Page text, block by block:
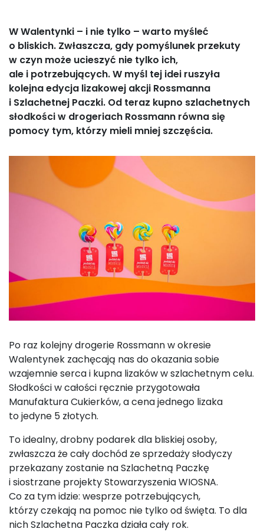
W Walentynki – i nie tylko – warto myśleć
o bliskich. Zwłaszcza, gdy pomyślunek przekuty
w czyn może ucieszyć nie tylko ich,
ale i potrzebujących. W myśl tej idei ruszyła
kolejna edycja lizakowej akcji Rossmanna
i Szlachetnej Paczki. Od teraz kupno szlachetnych
słodkości w drogeriach Rossmann równa się
pomocy tym, którzy mieli mniej szczęścia.
Po raz kolejny drogerie Rossmann w okresie
Walentynek zachęcają nas do okazania sobie
wzajemnie serca i kupna lizaków w szlachetnym celu.
Słodkości w całości ręcznie przygotowała
Manufaktura Cukierków, a cena jednego lizaka
to jedyne 5 złotych.
To idealny, drobny podarek dla bliskiej osoby,
zwłaszcza że cały dochód ze sprzedaży słodyczy
przekazany zostanie na Szlachetną Paczkę
i siostrzane projekty Stowarzyszenia WIOSNA.
Co za tym idzie: wesprze potrzebujących,
którzy czekają na pomoc nie tylko od święta. To dla
nich Szlachetna Paczka działa cały rok.